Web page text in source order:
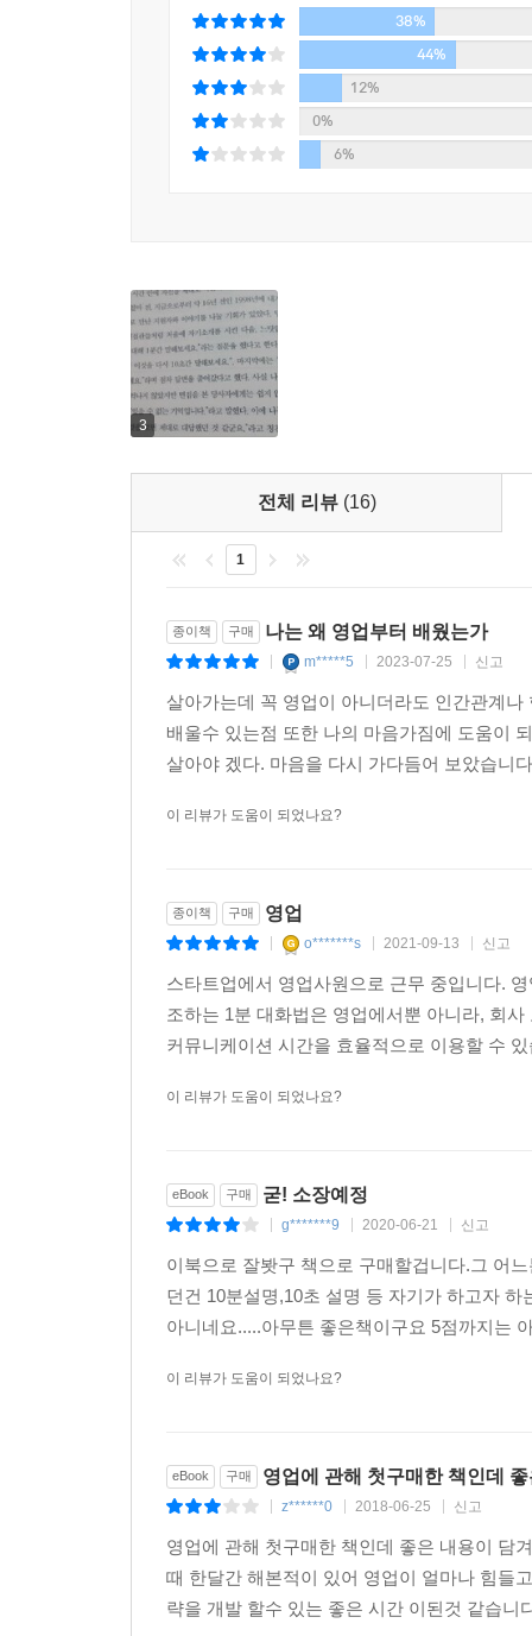
조직이 영업맨 개개인의 자질을 효과적으로 활
팀’으로 묶고, 고객의 작은 요구에도 확실하게 대
누어 담당할 수 있도록 해야 한다. 이렇게 하면
하게 유지할 수 있다.
_183p, 평범한 팀원들로 최고의 팀을 만드는 방법
정밀하게 알아볼 필요가 있다.
_197p, 보고는 보고일 뿐 그대로 믿지 마라
해외여행을 자주 다니는 친구의 말에 따르면 유능
주 느긋해서 음식을 오래 기다리셔야 합니다.”, “
들을 교묘하게 ‘예고’해 둔다. (중략) 그 사실을 이
들어가려는데 물이 안 나오면 손님은 격하게 클
억제할 수 있다.
_204p, 가능성을 낮추지 말고 고객의 기대를 컨트
당신을 위한 업무 지침서!
이 책의 가장 큰 장점은 처음부터 성공을 이룩한
사원에서 시작해 자신이 직접 몸으로 부딪히고
부하 직원의 기량을 높이고, 최상의 팀을 만드는
저자는 소심한 자신이 노력을 통해 골드만삭스
기술을 연마한다면 그 누구라도 최고의 자리에 오
38%
44%
12%
0%
6%
3
전체 리뷰 (16)
1
종이책 구매 나는 왜 영업부터 배웠는가
m*****5 2023-07-25 신고
살아가는데 꼭 영업이 아니더라도 인간관계
배울수 있는점 또한 나의 마음가짐에 도움이
살아야 겠다. 마음을 다시 가다듬어 보았습니
이 리뷰가 도움이 되었나요?
종이책 구매 영업
o*******s 2021-09-13 신고
스타트업에서 영업사원으로 근무 중입니다.
조하는 1분 대화법은 영업에서뿐 아니라, 회
커뮤니케이션 시간을 효율적으로 이용할 수
이 리뷰가 도움이 되었나요?
eBook 구매 굳! 소장예정
g*******9 2020-06-21 신고
이북으로 잘봣구 책으로 구매할겁니다.그 어
던건 10분설명,10초 설명 등 자기가 하고자
아니네요.....아무튼 좋은책이구요 5점까지는
이 리뷰가 도움이 되었나요?
eBook 구매 영업에 관해 첫구매한 책인데
z******0 2018-06-25 신고
영업에 관해 첫구매한 책인데 좋은 내용이 담
때 한달간 해본적이 있어 영업이 얼마나 힘들
략을 개발 할수 있는 좋은 시간 이된것 같습